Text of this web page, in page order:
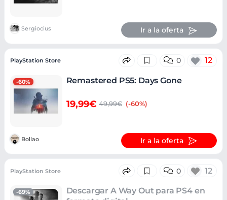
Sergiocius Ir a la oferta
-60%
PlayStation Store 0 12
Remastered PS5: Days Gone
19,99€ 49,99€ (-60%)
Bollao Ir a la oferta
-69%
PlayStation Store 0 12
Descargar A Way Out para PS4 en